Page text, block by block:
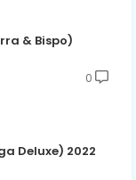
& Bispo)
0
Deluxe) 2022